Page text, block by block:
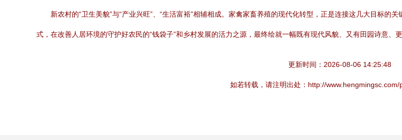
新农村的“卫生美貌”与“产业兴旺”、“生活富裕”相辅相成。家禽家畜养殖的现代化转型，正是连接这几大目标
式，在改善人居环境的守护好农民的“钱袋子”和乡村发展的活力之源，最终绘就一幅既有现代风貌、又有田园诗意、
更新时间：2026-08-06 14:25:48
如若转载，请注明出处：http://